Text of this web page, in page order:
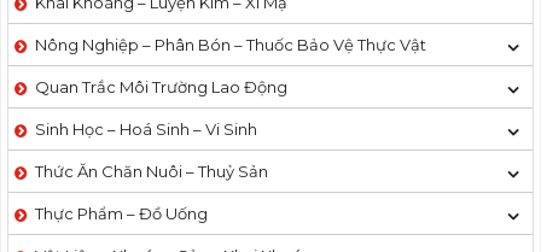
Nông Nghiệp – Phân Bón – Thuốc Bảo Vệ Thực Vật
Quan Trắc Môi Trường Lao Động
Sinh Học – Hoá Sinh – Vi Sinh
Thức Ăn Chăn Nuôi – Thuỷ Sản
Thực Phẩm – Đồ Uống